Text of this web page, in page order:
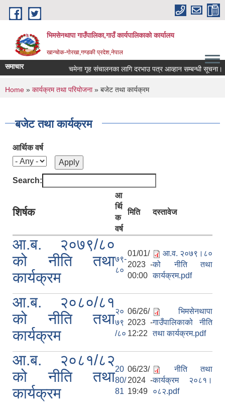
Skip to main content
भिमसेनथापा गाउँपालिका,गाउँ कार्यपालिकाकाे कार्यालय
खान्चोक-गाेरखा,गण्डकी प्रदेश,नेपाल
समाचार चमेना गृह संचालनका लागि दरभाउ पत्र आव्हान सम्बन्धी सूचना।
You are here
Home » कार्यक्रम तथा परियोजना» बजेट तथा कार्यक्रम
बजेट तथा कार्यक्रम
आर्थिक वर्ष
Search:
शिर्षक
आ
र्थि
क
वर्ष
मिति दस्तावेज
आ.ब. २०७९/८०
को नीति तथा
कार्यक्रम
७९-
८०
01/01/
2023 -
00:00
आ.व. २०७९।८०
को नीति तथा
कार्यक्रम.pdf
आ.ब. २०८०/८१
को नीति तथा
कार्यक्रम
२०
७९
/८०
06/26/
2023 -
12:22
भिमसेनथापा
गाउँपालिकाको नीति
तथा कार्यक्रम.pdf
आ.ब. २०८१/८२
को नीति तथा
कार्यक्रम
20
80/
81
06/23/
2024 -
19:49
नीति तथा
कार्यक्रम २०८१।
०८२.pdf